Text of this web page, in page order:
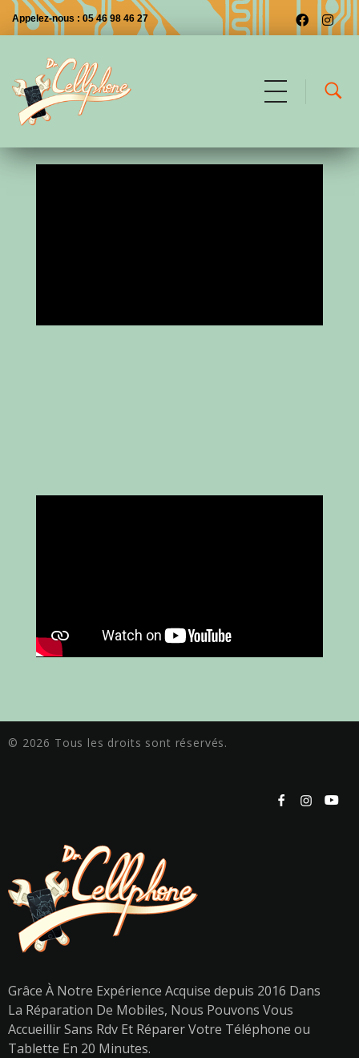
Appelez-nous : 05 46 98 46 27
© 2026 Tous les droits sont réservés.
Grâce À Notre Expérience Acquise depuis 2016 Dans
La Réparation De Mobiles, Nous Pouvons Vous
Accueillir Sans Rdv Et Réparer Votre Téléphone ou
Tablette En 20 Minutes.